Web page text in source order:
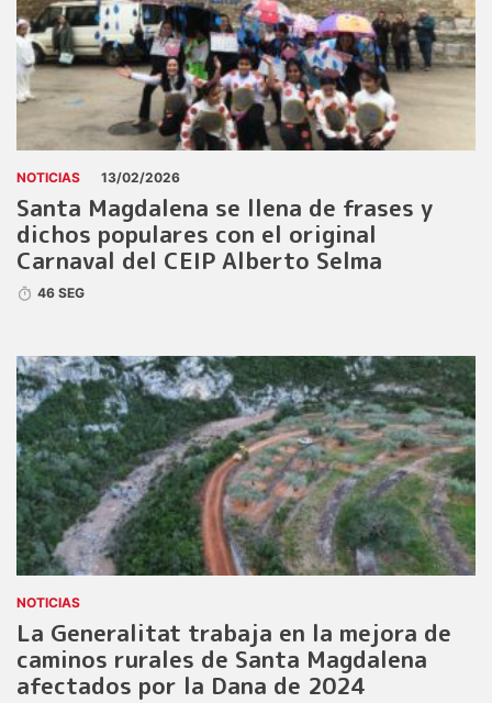
NOTICIAS 13/02/2026
Santa Magdalena se llena de frases y
dichos populares con el original
Carnaval del CEIP Alberto Selma
46 SEG
NOTICIAS
La Generalitat trabaja en la mejora de
caminos rurales de Santa Magdalena
afectados por la Dana de 2024